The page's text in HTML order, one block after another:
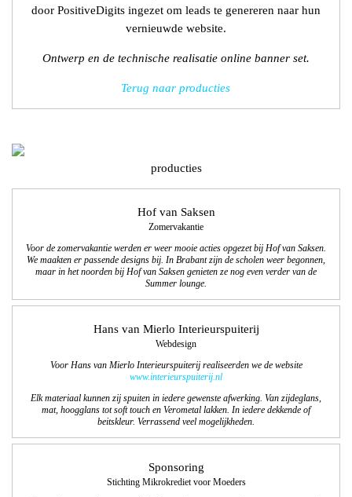
door PositiveDigits ingezet om leads te genereren naar hun
vernieuwde website.
Ontwerp en de technische realisatie online banner set.
Terug naar producties
producties
Hof van Saksen
Zomervakantie
Voor de zomervakantie werden er weer mooie acties opgezet bij Hof van Saksen.
We maakten er passende designs bij. In Brabant zijn de scholen weer begonnen,
maar in het noorden bij Hof van Saksen genieten ze nog even verder van de
Summer lounge.
Hans van Mierlo Interieurspuiterij
Webdesign
Voor Hans van Mierlo Interieurspuiterij realiseerden we de website
www.interieurspuiterij.nl
Elk materiaal kunnen zij spuiten in iedere gewenste afwerking. Van zijdeglans,
mat, hoogglans tot soft touch en Verometal lakken. In iedere dekkende of
beitskleur. Verrassend veel mogelijkheden.
Sponsoring
Stichting Mikrokrediet voor Moeders